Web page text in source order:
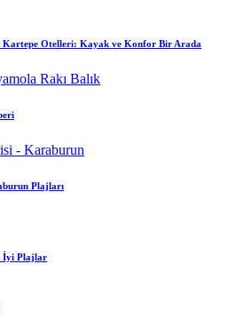
Kartepe Otelleri: Kayak ve Konfor Bir Arada
Plajları
İyi Plajlar